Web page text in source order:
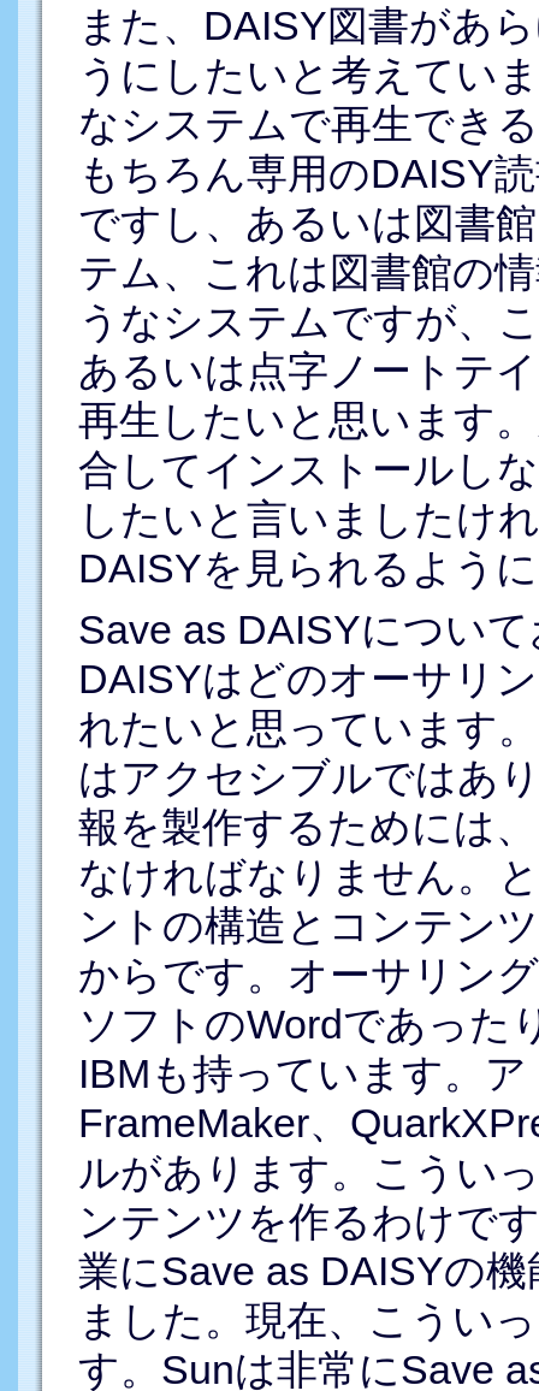
また、DAISY図書があ
うにしたいと考えてい
なシステムで再生でき
もちろん専用のDAISY
ですし、あるいは図書
テム、これは図書館の
うなシステムですが、
あるいは点字ノートテ
再生したいと思います
合してインストールし
したいと言いましたけ
DAISYを見られるよう
Save as DAISYについ
DAISYはどのオーサリ
れたいと思っています
はアクセシブルではあ
報を製作するためには
なければなりません。
ントの構造とコンテン
からです。オーサリン
ソフトのWordであった
IBMも持っています。
FrameMaker、
ルがあります。こうい
ンテンツを作るわけで
業にSave as DAISYの
ました。現在、こうい
す。Sunは非常にSave